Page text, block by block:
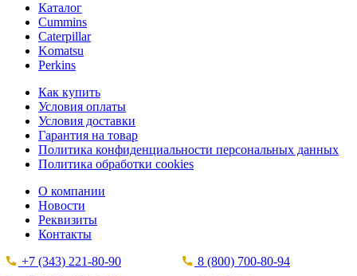
Каталог
Cummins
Caterpillar
Komatsu
Perkins
Как купить
Условия оплаты
Условия доставки
Гарантия на товар
Политика конфиденциальности персональных данных
Политика обработки cookies
О компании
Новости
Реквизиты
Контакты
+7 (343) 221-80-90
8 (800) 700-80-94